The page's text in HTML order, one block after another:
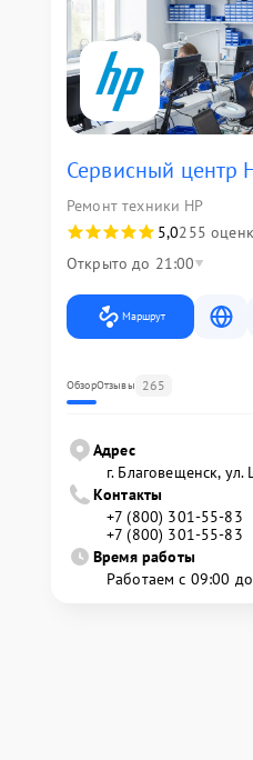
Сервисный центр
Ремонт техники HP
5,0255
Открыто до 21:00
Маршрут
ОбзорОтзывы 265
Адрес
г. Благовещенск,
Контакты
+7 (800) 301-55-83
+7 (800) 301-55-83
Время работы
Работаем с 09:00